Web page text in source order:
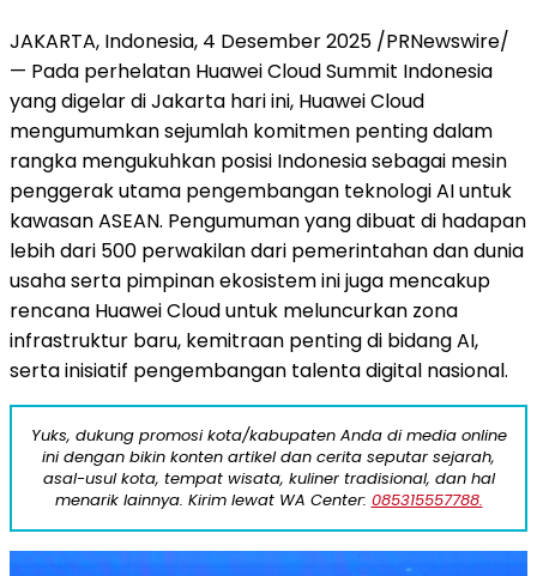
JAKARTA, Indonesia, 4 Desember 2025 /PRNewswire/
— Pada perhelatan Huawei Cloud Summit Indonesia
yang digelar diJakarta hari ini, Huawei Cloud
mengumumkan sejumlah komitmen penting dalam
rangka mengukuhkan posisi Indonesia sebagai mesin
penggerak utama pengembangan teknologi AI untuk
kawasan ASEAN. Pengumuman yang dibuat di hadapan
lebih dari 500 perwakilan dari pemerintahan dan dunia
usaha serta pimpinan ekosistem ini juga mencakup
rencana Huawei Clouduntuk meluncurkan zona
infrastruktur baru, kemitraan penting di bidang AI,
serta inisiatif pengembangan talenta digital nasional.
Yuks, dukung promosi kota/kabupaten Anda di media online
ini dengan bikin konten artikel dan cerita seputar sejarah,
asal-usul kota, tempat wisata, kuliner tradisional, dan hal
menarik lainnya. Kirim lewat WA Center: 085315557788.